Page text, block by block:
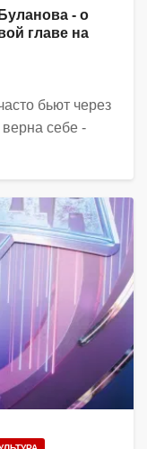
- о
главе на
бьют через
верна себе -